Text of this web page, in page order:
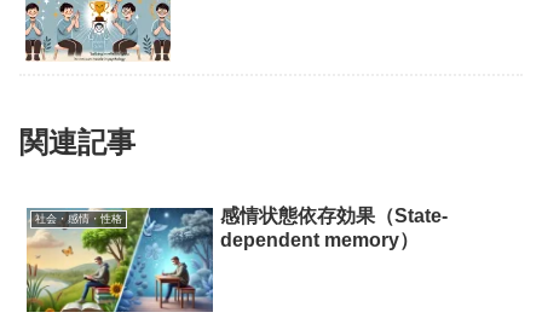
関連記事
社会・感情・性格
感情状態依存効果（State-
dependent memory）